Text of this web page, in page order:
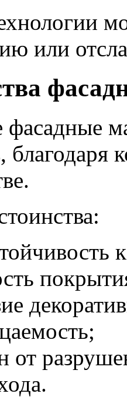
или
благодаря
от